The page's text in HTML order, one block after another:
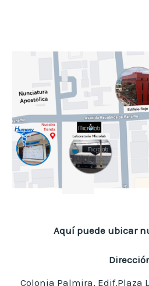
Aquí puede ubicar
Colonia Palmira, Edif.Plaza